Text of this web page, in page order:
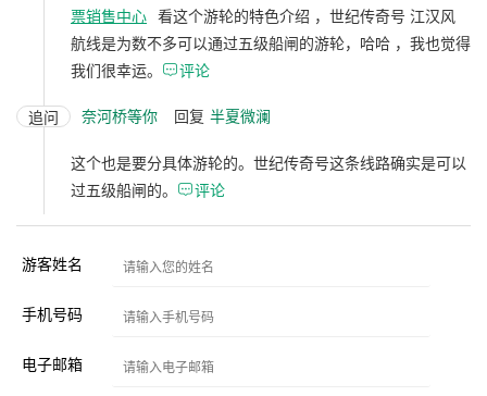
票销售中心 看这个游轮的特色介绍 ，世纪传奇号 江汉风
航线是为数不多可以通过五级船闸的游轮，哈哈 ，我也觉得
我们很幸运。 评论
追问 奈河桥等你 回复 半夏微澜
这个也是要分具体游轮的。世纪传奇号这条线路确实是可以
过五级船闸的。 评论
游客姓名
手机号码
电子邮箱